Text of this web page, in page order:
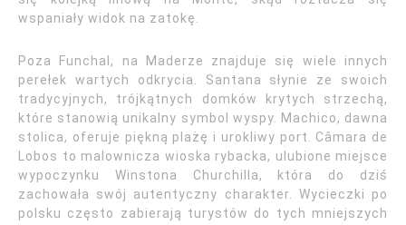
wspaniały widok na zatokę.
Poza Funchal, na Maderze znajduje się wiele innych
perełek wartych odkrycia. Santana słynie ze swoich
tradycyjnych, trójkątnych domków krytych strzechą,
które stanowią unikalny symbol wyspy. Machico, dawna
stolica, oferuje piękną plażę i urokliwy port. Câmara de
Lobos to malownicza wioska rybacka, ulubione miejsce
wypoczynku Winstona Churchilla, która do dziś
zachowała swój autentyczny charakter. Wycieczki po
polsku często zabierają turystów do tych mniejszych